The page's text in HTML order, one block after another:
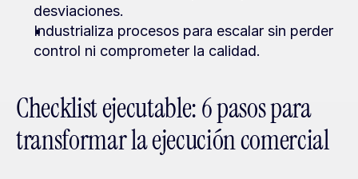
desviaciones.
Industrializa procesos para escalar sin perder
control ni comprometer la calidad.
Checklist ejecutable: 6 pasos para
transformar la ejecución comercial